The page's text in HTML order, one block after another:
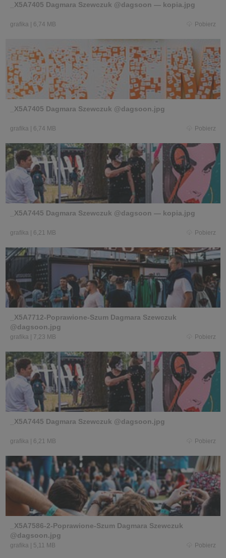
_X5A7405 Dagmara Szewczuk @dagsoon — kopia.jpg
grafika 6,74 MB Pobierz
_X5A7405 Dagmara Szewczuk @dagsoon.jpg
grafika 6,74 MB Pobierz
_X5A7445 Dagmara Szewczuk @dagsoon — kopia.jpg
grafika 6,21 MB Pobierz
_X5A7712-Poprawione-Szum Dagmara Szewczuk
@dagsoon.jpg
grafika 7,23 MB Pobierz
_X5A7445 Dagmara Szewczuk @dagsoon.jpg
grafika 6,21 MB Pobierz
_X5A7586-2-Poprawione-Szum Dagmara Szewczuk
@dagsoon.jpg
grafika 5,11 MB Pobierz